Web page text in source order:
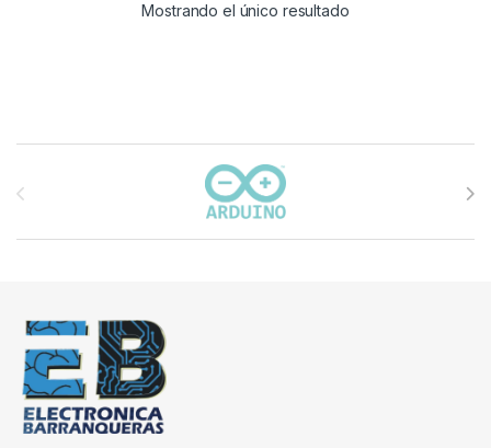
Mostrando el único resultado
Carrusel de marcas